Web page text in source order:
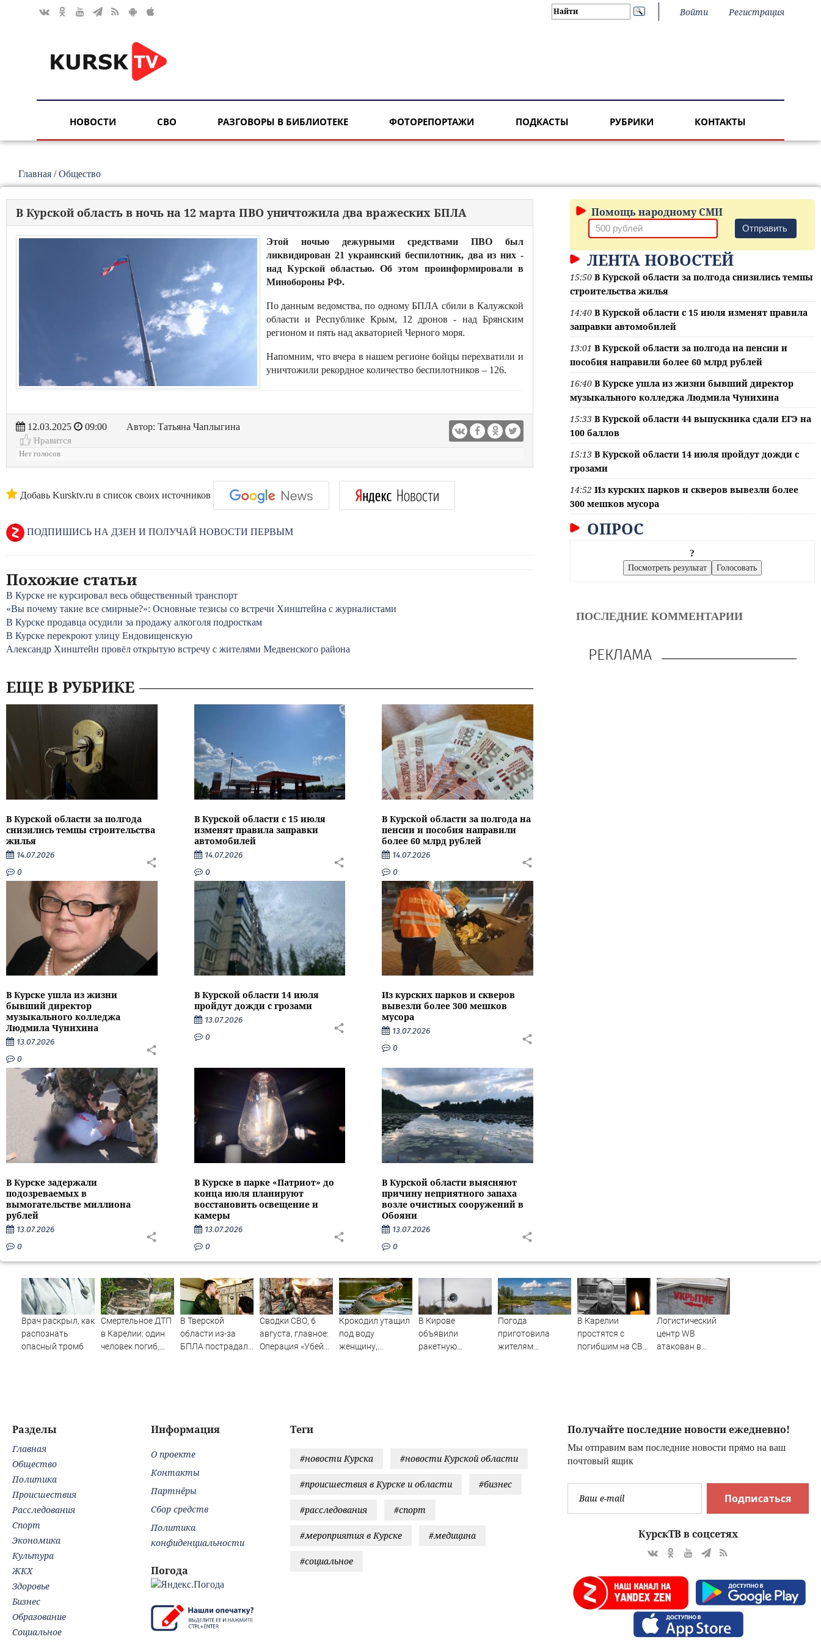
Войти Регистрация
НОВОСТИ СВО РАЗГОВОРЫ В БИБЛИОТЕКЕ ФОТОРЕПОРТАЖИ ПОДКАСТЫ РУБРИКИ КОНТАКТЫ
Главная /Общество
В Курской область в ночь на 12 марта ПВО уничтожила два вражеских БПЛА
Этой ночью дежурными средствами ПВО был
ликвидирован 21 украинский беспилотник, два из них -
над Курской областью. Об этом проинформировали в
Минобороны РФ.
По данным ведомства, по одному БПЛА сбили в Калужской
области и Республике Крым, 12 дронов - над Брянским
регионом и пять над акваторией Черного моря.
Напомним, что вчера в нашем регионе бойцы перехватили и
уничтожили рекордное количество беспилотников – 126.
12.03.2025 09:00
Автор: Татьяна Чаплыгина
Нравится
Нет голосов
Добавь Kursktv.ru в список своих источников
ПОДПИШИСЬ НА ДЗЕН И ПОЛУЧАЙ НОВОСТИ ПЕРВЫМ
Похожие статьи
В Курске не курсировал весь общественный транспорт
«Вы почему такие все смирные?»: Основные тезисы со встречи Хинштейна с журналистами
В Курске продавца осудили за продажу алкоголя подросткам
В Курске перекроют улицу Ендовищенскую
Александр Хинштейн провёл открытую встречу с жителями Медвенского района
ЕЩЕ В РУБРИКЕ
В Курской области за полгода
снизились темпы строительства
жилья
14.07.2026
0
В Курской области с 15 июля
изменят правила заправки
автомобилей
14.07.2026
0
В Курской области за полгода на
пенсии и пособия направили
более 60 млрд рублей
14.07.2026
0
В Курске ушла из жизни
бывший директор
музыкального колледжа
Людмила Чунихина
13.07.2026
0
В Курской области 14 июля
пройдут дожди с грозами
13.07.2026
0
Из курских парков и скверов
вывезли более 300 мешков
мусора
13.07.2026
0
В Курске задержали
подозреваемых в
вымогательстве миллиона
рублей
13.07.2026
0
В Курске в парке «Патриот» до
конца июля планируют
восстановить освещение и
камеры
13.07.2026
0
В Курской области выясняют
причину неприятного запаха
возле очистных сооружений в
Обояни
13.07.2026
0
Помощь народному СМИ
Отправить
ЛЕНТА НОВОСТЕЙ
15:50 В Курской области за полгода снизились темпы
строительства жилья
14:40 В Курской области с 15 июля изменят правила
заправки автомобилей
13:01 В Курской области за полгода на пенсии и
пособия направили более 60 млрд рублей
16:40 В Курске ушла из жизни бывший директор
музыкального колледжа Людмила Чунихина
15:33 В Курской области 44 выпускника сдали ЕГЭ на
100 баллов
15:13 В Курской области 14 июля пройдут дожди с
грозами
14:52 Из курских парков и скверов вывезли более
300 мешков мусора
ОПРОС
?
ПОСЛЕДНИЕ КОММЕНТАРИИ
РЕКЛАМА
Врач раскрыл, как
распознать
опасный тромб
Смертельное ДТП
в Карелии: один
человек погиб,
В Тверской
области из-за
БПЛА пострадал
Afanasy.biz –
Сводки СВО, 6
августа, главное:
Операция «Убей
Крокодил утащил
под воду
женщину,
В Кирове
объявили
ракетную
Погода
приготовила
жителям
В Карелии
простятся с
погибшим на СВО
Логистический
центр WB
атакован в
Получайте последние новости ежедневно!
Мы отправим вам последние новости прямо на ваш
почтовый ящик
Подписаться
КурскТВ в соцсетях
Теги
#новости Курска #новости Курской области
#происшествия в Курске и области #бизнес
#расследования #спорт
#мероприятия в Курске #медицина
#социальное
Разделы
Главная
Общество
Политика
Происшествия
Расследования
Спорт
Экономика
Культура
ЖКХ
Здоровье
Бизнес
Образование
Социальное
Информация
О проекте
Контакты
Партнёры
Сбор средств
Политика
конфиденциальности
Погода